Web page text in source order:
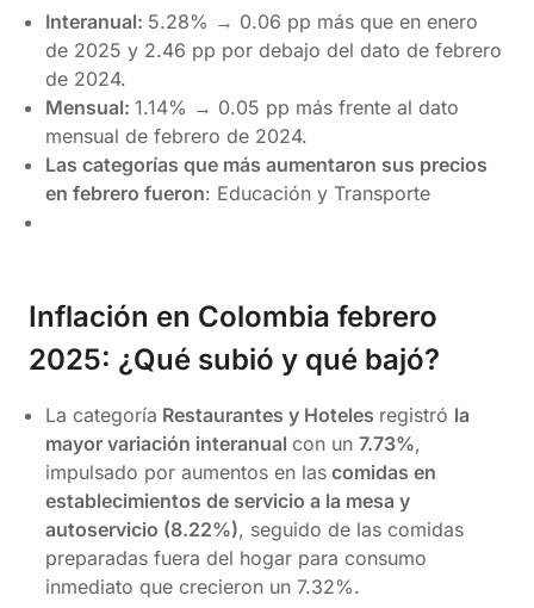
Interanual: 5.28% → 0.06 pp más que en enero
de 2025 y 2.46 pp por debajo del dato de febrero
de 2024.
Mensual: 1.14% → 0.05 pp más frente al dato
mensual de febrero de 2024.
Las categorías que más aumentaron sus precios
en febrero fueron: Educación y Transporte
Inflación en Colombia febrero
2025: ¿Qué subió y qué bajó?
La categoría Restaurantes y Hoteles registró la
mayor variación interanual con un 7.73%,
impulsado por aumentos en las comidas en
establecimientos de servicio a la mesa y
autoservicio (8.22%), seguido de las comidas
preparadas fuera del hogar para consumo
inmediato que crecieron un 7.32%.